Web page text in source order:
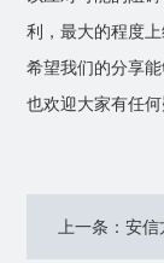
利，最大的程度上
希望我们的分享
也欢迎大家有任
上一条：安